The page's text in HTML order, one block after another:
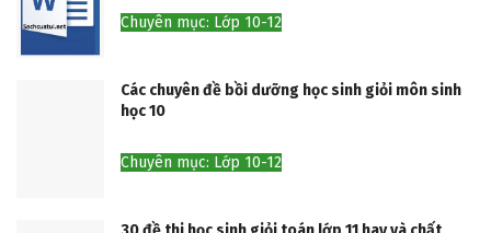
Chuyên mục: Lớp 10-12
Các chuyên đề bồi dưỡng học sinh giỏi môn sinh
học 10
Chuyên mục: Lớp 10-12